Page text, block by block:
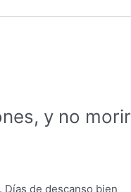
y no morir
Días de descanso bien